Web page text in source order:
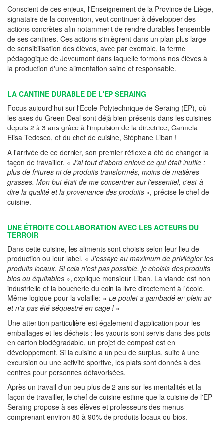
Conscient de ces enjeux, l'Enseignement de la Province de Liège,
signataire de la convention, veut continuer à développer des
actions concrètes afin notamment de rendre durables l'ensemble
de ses cantines. Ces actions s'intègrent dans un plan plus large
de sensibilisation des élèves, avec par exemple, la ferme
pédagogique de Jevoumont dans laquelle formons nos élèves à
la production d'une alimentation saine et responsable.
LA CANTINE DURABLE DE L'EP SERAING
Focus aujourd'hui sur l'Ecole Polytechnique de Seraing (EP), où
les axes du Green Deal sont déjà bien présents dans les cuisines
depuis 2 à 3 ans grâce à l'impulsion de la directrice, Carmela
Elisa Tedesco, et du chef de cuisine, Stéphane Liban !
A l'arrivée de ce dernier, son premier réflexe a été de changer la
façon de travailler. « J'ai tout d'abord enlevé ce qui était inutile :
plus de fritures ni de produits transformés, moins de matières
grasses. Mon but était de me concentrer sur l'essentiel, c'est-à-
dire la qualité et la provenance des produits », précise le chef de
cuisine.
UNE ÉTROITE COLLABORATION AVEC LES ACTEURS DU
TERROIR
Dans cette cuisine, les aliments sont choisis selon leur lieu de
production ou leur label. « J'essaye au maximum de privilégier les
produits locaux. Si cela n'est pas possible, je choisis des produits
bios ou équitables », explique monsieur Liban. La viande est non
industrielle et la boucherie du coin la livre directement à l'école.
Même logique pour la volaille: « Le poulet a gambadé en plein air
et n'a pas été séquestré en cage ! »
Une attention particulière est également d'application pour les
emballages et les déchets : les yaourts sont servis dans des pots
en carton biodégradable, un projet de compost est en
développement. Si la cuisine a un peu de surplus, suite à une
excursion ou une activité sportive, les plats sont donnés à des
centres pour personnes défavorisées.
Après un travail d'un peu plus de 2 ans sur les mentalités et la
façon de travailler, le chef de cuisine estime que la cuisine de l'EP
Seraing propose à ses élèves et professeurs des menus
comprenant environ 80 à 90% de produits locaux ou bios.